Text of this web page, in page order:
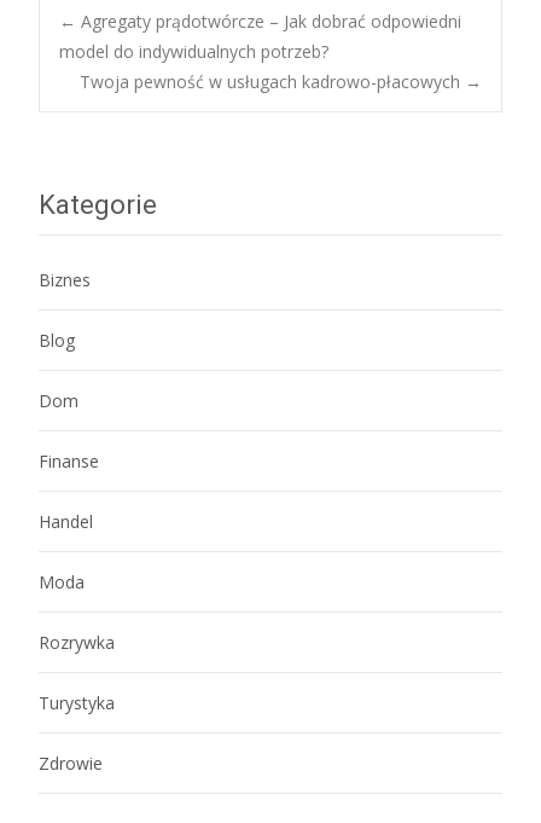
Post
navigation
← Agregaty prądotwórcze – Jak dobrać odpowiedni
model do indywidualnych potrzeb?
Twoja pewność w usługach kadrowo-płacowych →
Kategorie
Biznes
Blog
Dom
Finanse
Handel
Moda
Rozrywka
Turystyka
Zdrowie